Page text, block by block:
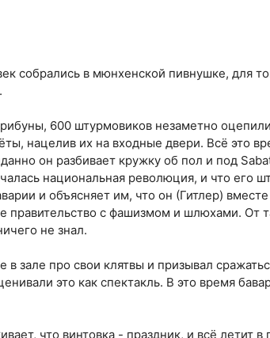
собрались в мюнхенской пивнушке, для
600 штурмовиков незаметно
нацелив их на входные двери. Всё это
он разбивает кружку об пол и под
национальная революция, и что его
и объясняет им, что он (Гитлер)
правительство с фашизмом и шлюхами. От
не знал.
в зале про свои клятвы и призывал
это как спектакль. В это время
что винтовка - праздник, и всё летит в